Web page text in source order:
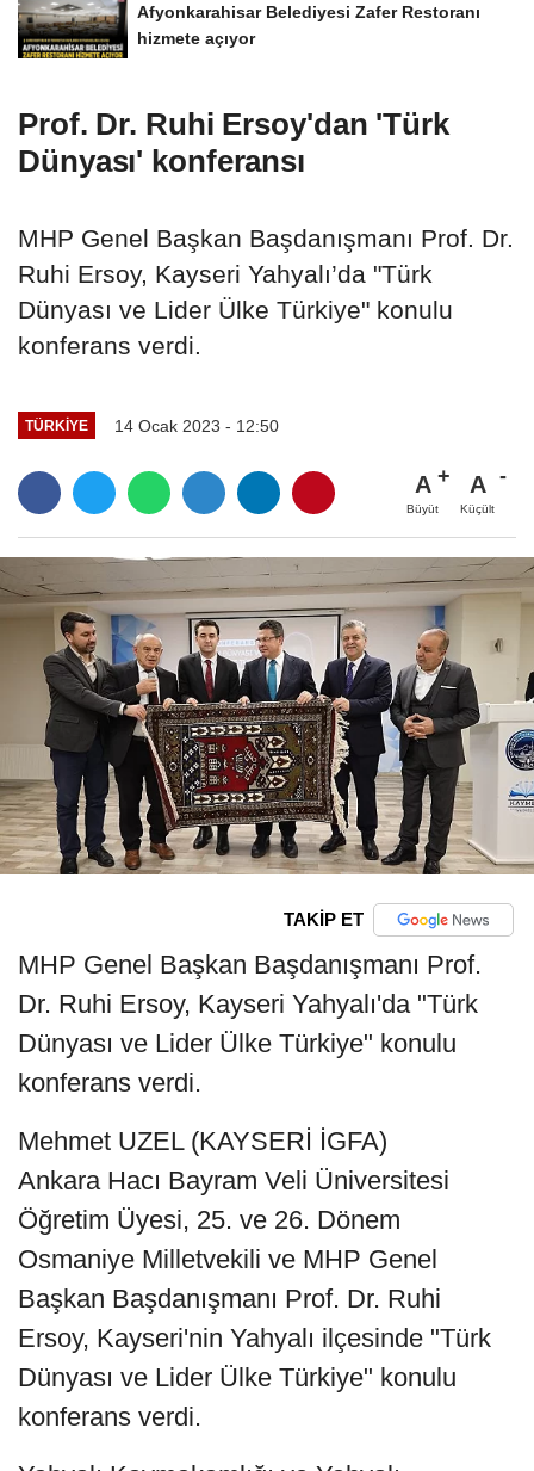
Afyonkarahisar Belediyesi Zafer Restoranı
hizmete açıyor
Prof. Dr. Ruhi Ersoy'dan 'Türk
Dünyası' konferansı
MHP Genel Başkan Başdanışmanı Prof. Dr.
Ruhi Ersoy, Kayseri Yahyalı’da "Türk
Dünyası ve Lider Ülke Türkiye" konulu
konferans verdi.
TÜRKIYE 14 Ocak 2023 - 12:50
A
Büyüt
A
Küçült
TAKİP ET
MHP Genel Başkan Başdanışmanı Prof.
Dr. Ruhi Ersoy, Kayseri Yahyalı'da "Türk
Dünyası ve Lider Ülke Türkiye" konulu
konferans verdi.
Mehmet UZEL (KAYSERİ İGFA)
Ankara Hacı Bayram Veli Üniversitesi
Öğretim Üyesi, 25. ve 26. Dönem
Osmaniye Milletvekili ve MHP Genel
Başkan Başdanışmanı Prof. Dr. Ruhi
Ersoy, Kayseri'nin Yahyalı ilçesinde "Türk
Dünyası ve Lider Ülke Türkiye" konulu
konferans verdi.